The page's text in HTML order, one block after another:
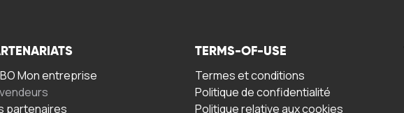
Mon entreprise
partenaires
TERMS-OF-USE
Termes et conditions
Politique de confidentialité
Politique relative aux cookies